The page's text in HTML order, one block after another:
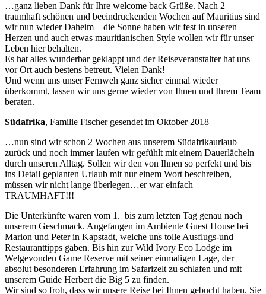
…ganz lieben Dank für Ihre welcome back Grüße. Nach 2
traumhaft schönen und beeindruckenden Wochen auf Mauritius sind
wir nun wieder Daheim – die Sonne haben wir fest in unseren
Herzen und auch etwas mauritianischen Style wollen wir für unser
Leben hier behalten.
Es hat alles wunderbar geklappt und der Reiseveranstalter hat uns
vor Ort auch bestens betreut. Vielen Dank!
Und wenn uns unser Fernweh ganz sicher einmal wieder
überkommt, lassen wir uns gerne wieder von Ihnen und Ihrem Team
beraten.
Südafrika, Familie Fischer gesendet im Oktober 2018
…nun sind wir schon 2 Wochen aus unserem Südafrikaurlaub
zurück und noch immer laufen wir gefühlt mit einem Dauerlächeln
durch unseren Alltag. Sollen wir den von Ihnen so perfekt und bis
ins Detail geplanten Urlaub mit nur einem Wort beschreiben,
müssen wir nicht lange überlegen…er war einfach
TRAUMHAFT!!!
Die Unterkünfte waren vom 1. bis zum letzten Tag genau nach
unserem Geschmack. Angefangen im Ambiente Guest House bei
Marion und Peter in Kapstadt, welche uns tolle Ausflugs-und
Restauranttipps gaben. Bis hin zur Wild Ivory Eco Lodge im
Welgevonden Game Reserve mit seiner einmaligen Lage, der
absolut besonderen Erfahrung im Safarizelt zu schlafen und mit
unserem Guide Herbert die Big 5 zu finden.
Wir sind so froh, dass wir unsere Reise bei Ihnen gebucht haben. Sie